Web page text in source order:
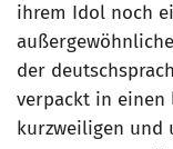
ihrem Idol noch
der
verpackt in einen
kurzweiligen und